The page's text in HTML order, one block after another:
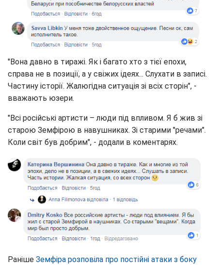
"Вона давно в тиражі. Як і багато хто з тієї епохи,
справа не в позиції, а у свіжих ідеях... Слухати в записі.
Частину історії. Жалюгідна ситуація зі всіх сторін", -
вважають юзери.
"Всі російські артисти – люди під впливом. Я б жив зі
старою Земфірою в навушниках. Зі старими "речами".
Коли світ був добрим", - додали в коментарях.
Раніше Земфіра розповіла про постійні атаки з боку